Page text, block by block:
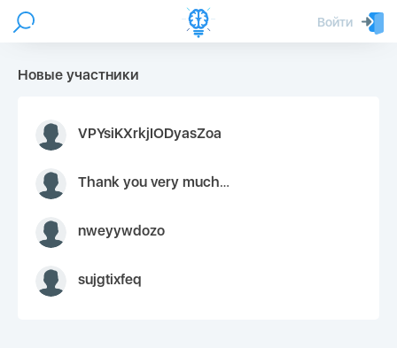
Войти
Новые участники
VPYsiKXrkjIODyasZoa
Thank you very much for your inquiry We appreciate you 9126052 https://youtube.com faceapple !
nweyywdozo
sujgtixfeq